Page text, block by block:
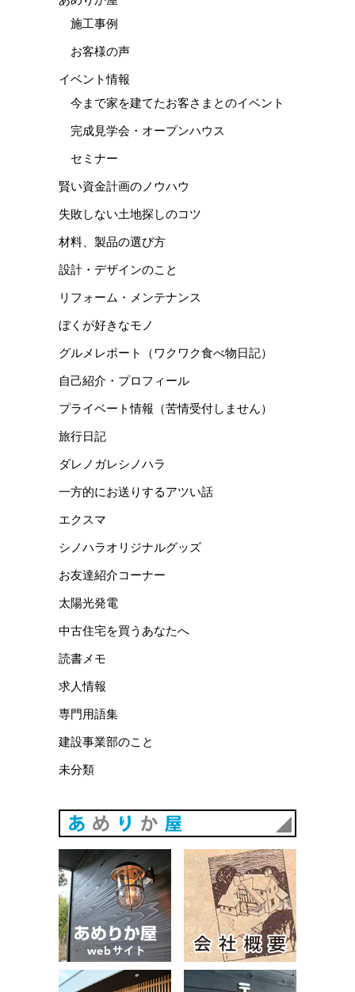
施工事例
お客様の声
イベント情報
今まで家を建てたお客さまとのイベント
完成見学会・オープンハウス
セミナー
賢い資金計画のノウハウ
失敗しない土地探しのコツ
材料、製品の選び方
設計・デザインのこと
リフォーム・メンテナンス
ぼくが好きなモノ
グルメレポート（ワクワク食べ物日記）
自己紹介・プロフィール
プライベート情報（苦情受付しません）
旅行日記
ダレノガレシノハラ
一方的にお送りするアツい話
エクスマ
シノハラオリジナルグッズ
お友達紹介コーナー
太陽光発電
中古住宅を買うあなたへ
読書メモ
求人情報
専門用語集
建設事業部のこと
未分類
あめりか屋WEBサイト